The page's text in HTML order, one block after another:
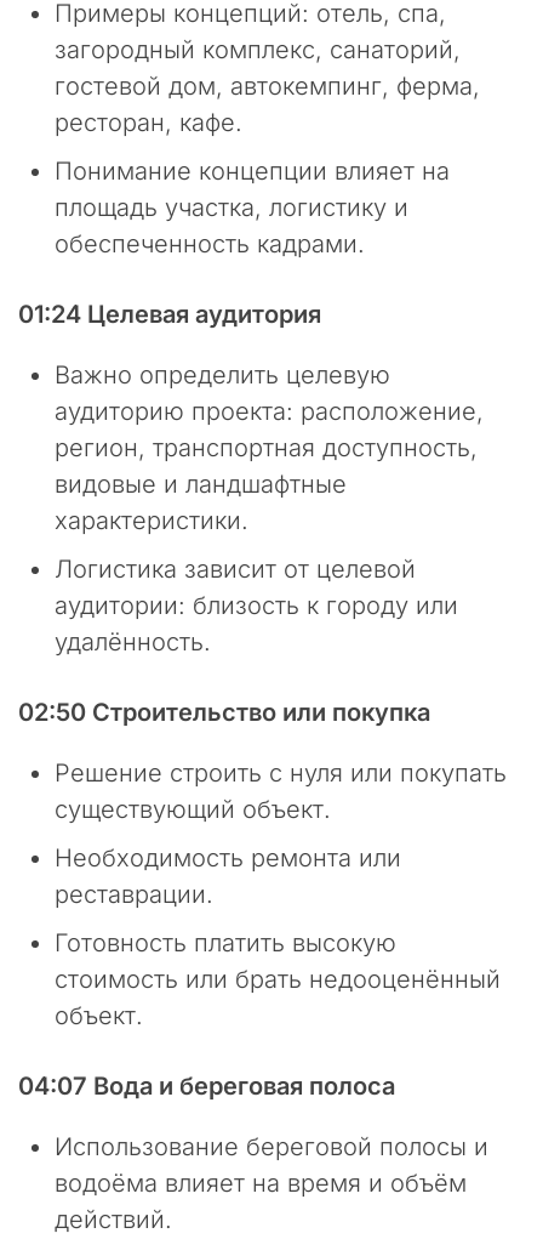
Примеры концепций: отель, спа,
загородный комплекс, санаторий,
гостевой дом, автокемпинг, ферма,
ресторан, кафе.
Понимание концепции влияет на
площадь участка, логистику и
обеспеченность кадрами.
01:24 Целевая аудитория
Важно определить целевую
аудиторию проекта: расположение,
регион, транспортная доступность,
видовые и ландшафтные
характеристики.
Логистика зависит от целевой
аудитории: близость к городу или
удалённость.
02:50 Строительство или покупка
Решение строить с нуля или покупать
существующий объект.
Необходимость ремонта или
реставрации.
Готовность платить высокую
стоимость или брать недооценённый
объект.
04:07 Вода и береговая полоса
Использование береговой полосы и
водоёма влияет на время и объём
действий.
о
м
е
я
ц
е
в
о
ц
а
ь
н
ы
с
а
й
т
к
с
л
т
и
н
о
в
о
й
к
п
н
и
и
«